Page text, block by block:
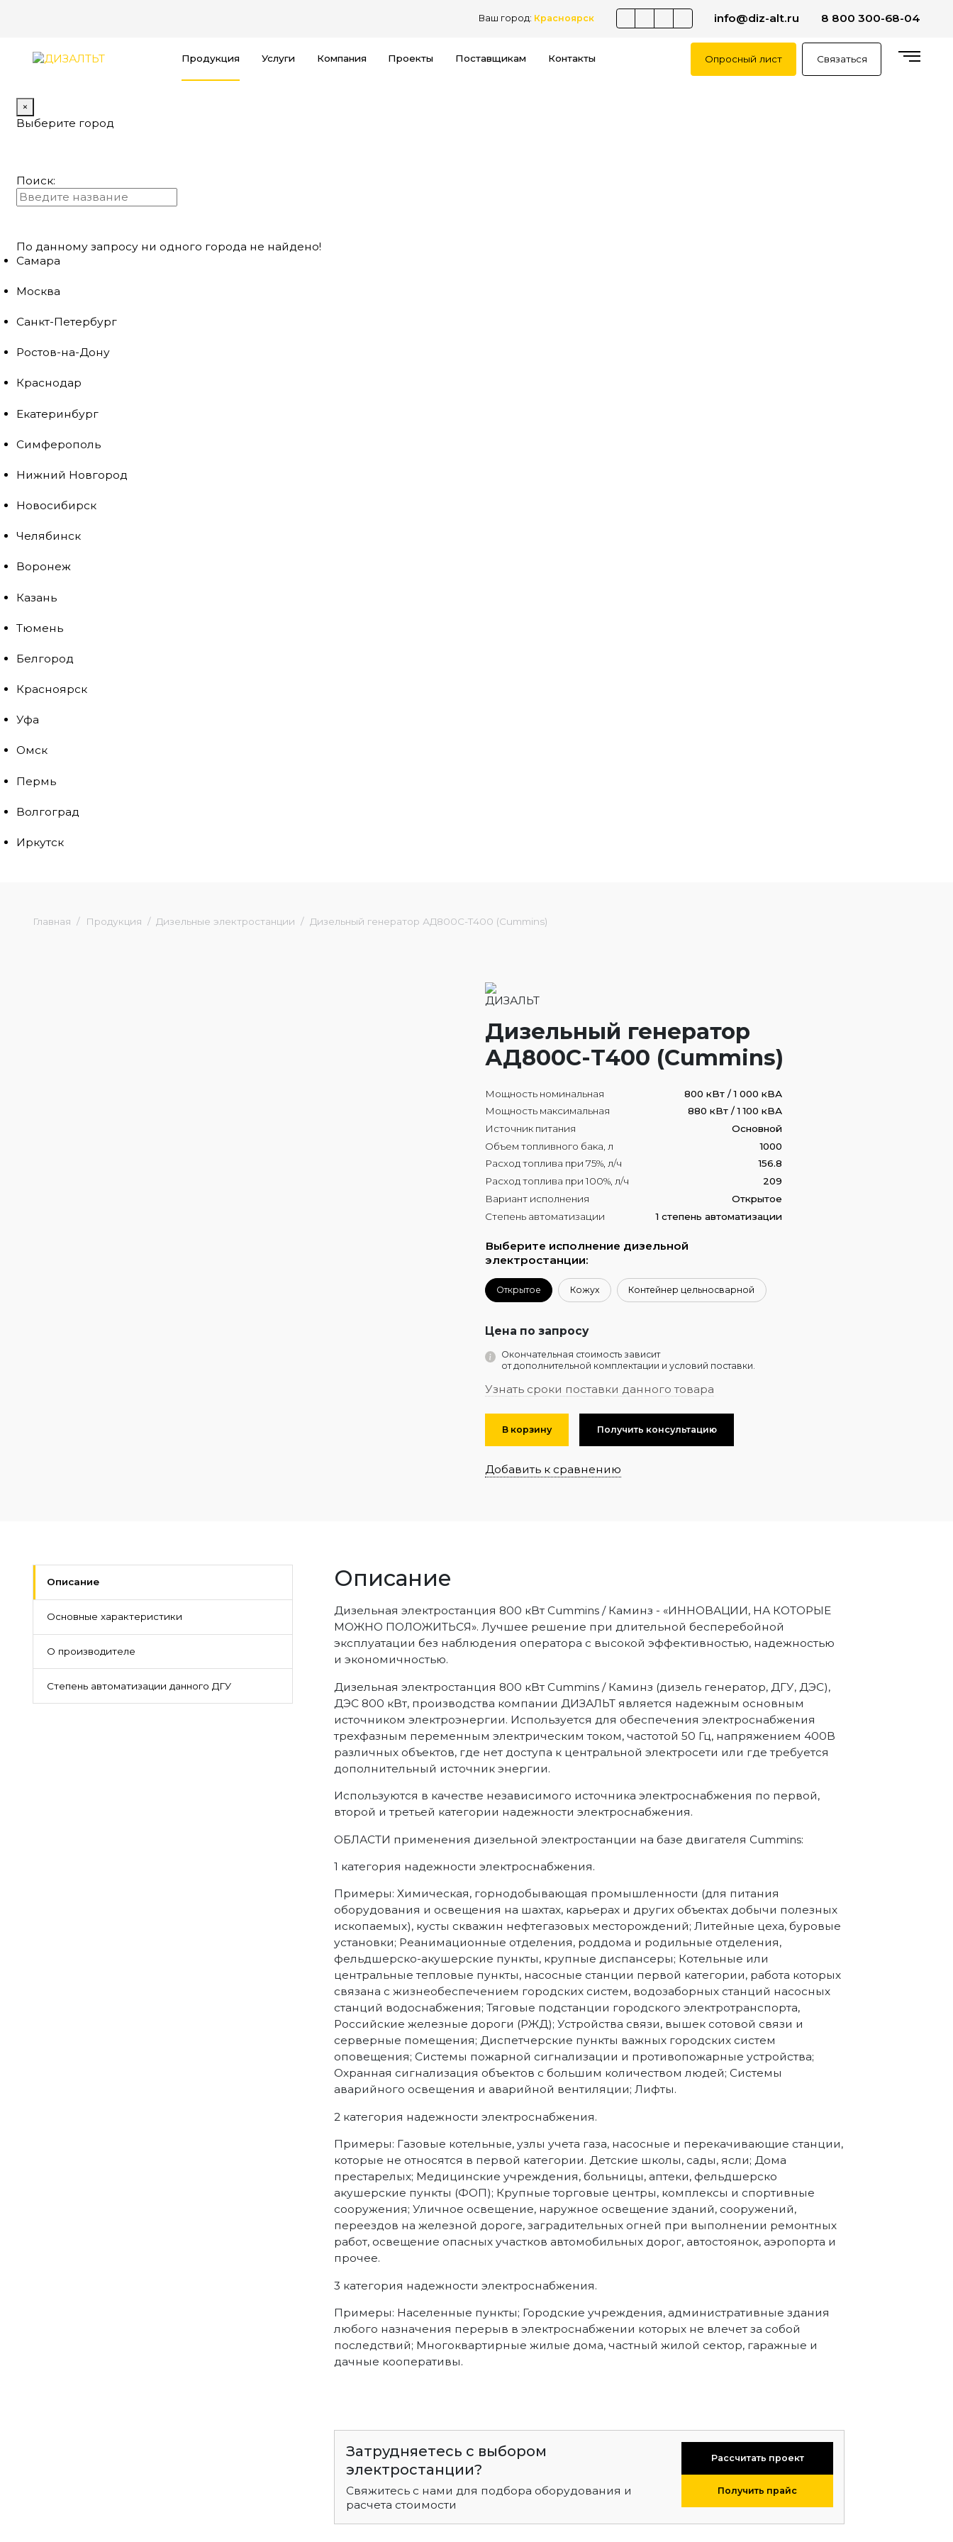
Ваш город: Красноярск info@diz-alt.ru 8 800 300-68-04
Продукция Услуги Компания Проекты Поставщикам Контакты Опросный лист Связаться
×
Выберите город
Поиск:
По данному запросу ни одного города не найдено!
Самара
Москва
Санкт-Петербург
Ростов-на-Дону
Краснодар
Екатеринбург
Симферополь
Нижний Новгород
Новосибирск
Челябинск
Воронеж
Казань
Тюмень
Белгород
Красноярск
Уфа
Омск
Пермь
Волгоград
Иркутск
Главная Продукция Дизельные электростанции Дизельный генератор АД800С-Т400 (Cummins)
Дизельный генератор
АД800С-Т400 (Cummins)
Мощность номинальная
800 кВт / 1 000 кВА
Мощность максимальная
880 кВт / 1 100 кВА
Источник питания
Основной
Объем топливного бака, л
1000
Расход топлива при 75%, л/ч
156.8
Расход топлива при 100%, л/ч
209
Вариант исполнения
Открытое
Степень автоматизации
1 степень автоматизации
Выберите исполнение дизельной
электростанции:
Открытое Кожух Контейнер цельносварной
Цена по запросу
Окончательная стоимость зависит
от дополнительной комплектации и условий поставки.
Узнать сроки поставки данного товара
В корзину Получить консультацию
Добавить к сравнению
Описание
Основные характеристики
О производителе
Степень автоматизации данного ДГУ
Описание
Дизельная электростанция 800 кВт Cummins / Каминз - «ИННОВАЦИИ, НА КОТОРЫЕ
МОЖНО ПОЛОЖИТЬСЯ». Лучшее решение при длительной бесперебойной
эксплуатации без наблюдения оператора с высокой эффективностью, надежностью
и экономичностью.
Дизельная электростанция 800 кВт Cummins / Каминз (дизель генератор, ДГУ, ДЭС),
ДЭС 800 кВт, производства компании ДИЗАЛЬТ является надежным основным
источником электроэнергии. Используется для обеспечения электроснабжения
трехфазным переменным электрическим током, частотой 50 Гц, напряжением 400В
различных объектов, где нет доступа к центральной электросети или где требуется
дополнительный источник энергии.
Используются в качестве независимого источника электроснабжения по первой,
второй и третьей категории надежности электроснабжения.
ОБЛАСТИ применения дизельной электростанции на базе двигателя Cummins:
1 категория надежности электроснабжения.
Примеры: Химическая, горнодобывающая промышленности (для питания
оборудования и освещения на шахтах, карьерах и других объектах добычи полезных
ископаемых), кусты скважин нефтегазовых месторождений; Литейные цеха, буровые
установки; Реанимационные отделения, роддома и родильные отделения,
фельдшерско-акушерские пункты, крупные диспансеры; Котельные или
центральные тепловые пункты, насосные станции первой категории, работа которых
связана с жизнеобеспечением городских систем, водозаборных станций насосных
станций водоснабжения; Тяговые подстанции городского электротранспорта,
Российские железные дороги (РЖД); Устройства связи, вышек сотовой связи и
серверные помещения; Диспетчерские пункты важных городских систем
оповещения; Системы пожарной сигнализации и противопожарные устройства;
Охранная сигнализация объектов с большим количеством людей; Системы
аварийного освещения и аварийной вентиляции; Лифты.
2 категория надежности электроснабжения.
Примеры: Газовые котельные, узлы учета газа, насосные и перекачивающие станции,
которые не относятся в первой категории. Детские школы, сады, ясли; Дома
престарелых; Медицинские учреждения, больницы, аптеки, фельдшерско
акушерские пункты (ФОП); Крупные торговые центры, комплексы и спортивные
сооружения; Уличное освещение, наружное освещение зданий, сооружений,
переездов на железной дороге, заградительных огней при выполнении ремонтных
работ, освещение опасных участков автомобильных дорог, автостоянок, аэропорта и
прочее.
3 категория надежности электроснабжения.
Примеры: Населенные пункты; Городские учреждения, административные здания
любого назначения перерыв в электроснабжении которых не влечет за собой
последствий; Многоквартирные жилые дома, частный жилой сектор, гаражные и
дачные кооперативы.
Затрудняетесь с выбором
электростанции?
Свяжитесь с нами для подбора оборудования и
расчета стоимости
Рассчитать проект
Получить прайс